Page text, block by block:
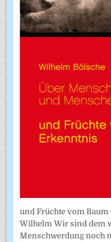
und Früchte vom
Wilhelm Wir sind dem
Menschwerdung noch